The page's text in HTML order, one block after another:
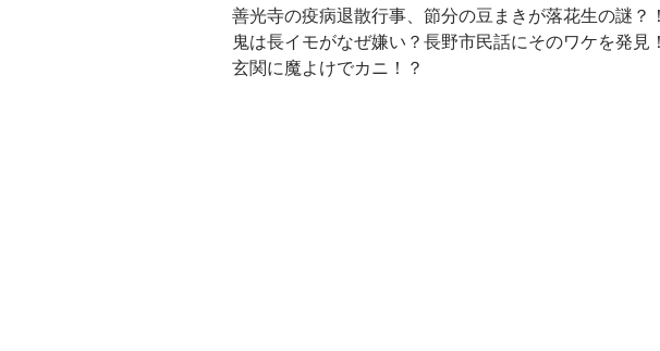
善光寺の疫病退散行事、節分の豆まきが落花生の謎？！
鬼は長イモがなぜ嫌い？長野市民話にそのワケを発見！
玄関に魔よけでカニ！？